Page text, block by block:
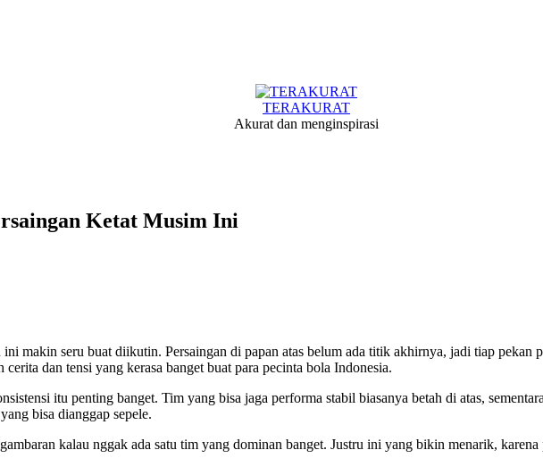
TERAKURAT
Akurat dan menginspirasi
Ketat Musim Ini
makin seru buat diikutin. Persaingan di papan atas belum ada titik akhirnya, jadi tiap pekan
dan tensi yang kerasa banget buat para pecinta bola Indonesia.
itu penting banget. Tim yang bisa jaga performa stabil biasanya betah di atas,
bisa dianggap sepele.
kalau nggak ada satu tim yang dominan banget. Justru ini yang bikin menarik,